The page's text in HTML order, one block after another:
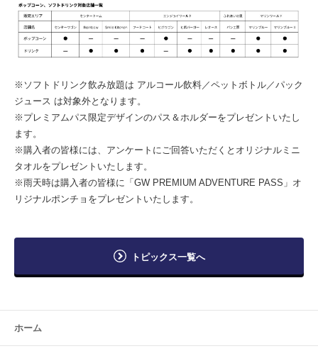
※ソフトドリンク飲み放題は アルコール飲料／ペットボトル／パック
ジュース は対象外となります。
※プレミアムパス限定デザインのパス＆ホルダーをプレゼントいたし
ます。
※購入者の皆様には、アンケートにご回答いただくとオリジナルミニ
タオルをプレゼントいたします。
※雨天時は購入者の皆様に「GW PREMIUM ADVENTURE PASS」オ
リジナルポンチョをプレゼントいたします。
トピックス一覧へ
ホーム